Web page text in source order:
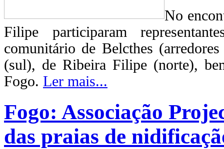
No
Filipe participaram
comunitário de Belcthes
(sul), de Ribeira Filipe (norte),
Fogo. Ler mais...
Fogo: Associação
das praias de